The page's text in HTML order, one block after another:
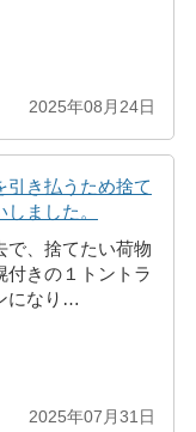
2025年08月24日
引き払うため捨て
ました。
で、捨てたい荷物
付きの１トントラ
になり…
2025年07月31日